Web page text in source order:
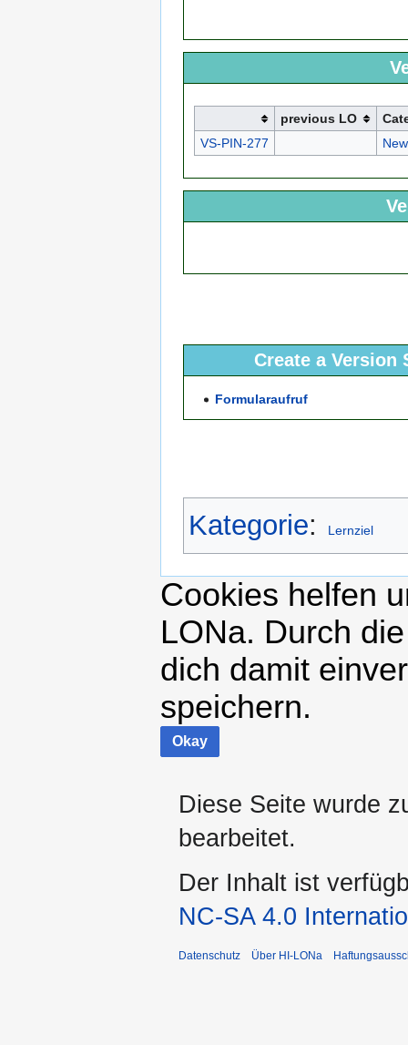
previous LO
VS-PIN-277
New
Create a Version
Formularaufruf
Kategorie: Lernziel
Cookies helfen
LONa. Durch
dich damit
speichern.
Okay
Diese Seite wurde
bearbeitet.
Der Inhalt ist
NC-SA 4.0
Datenschutz Über HI-LONa